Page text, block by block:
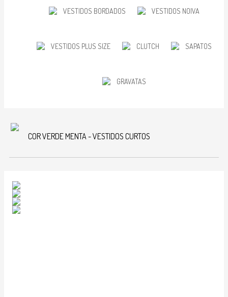
VESTIDOS BORDADOS VESTIDOS NOIVA
VESTIDOS PLUS SIZE CLUTCH SAPATOS
GRAVATAS
COR VERDE MENTA - VESTIDOS CURTOS